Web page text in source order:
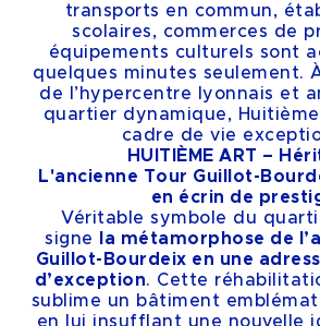
transports en commun,
scolaires, commerces de
équipements culturels sont
quelques minutes seulement.
de l’hypercentre lyonnais et
quartier dynamique,
cadre de vie
HUITIÈME ART –
L'ancienne Tour Guillot-
en écrin de
Véritable symbole du
signe
la métamorphose de
Guillot-Bourdeix en une
d’exception. Cette
sublime un bâtiment
en lui insufflant une nouvelle